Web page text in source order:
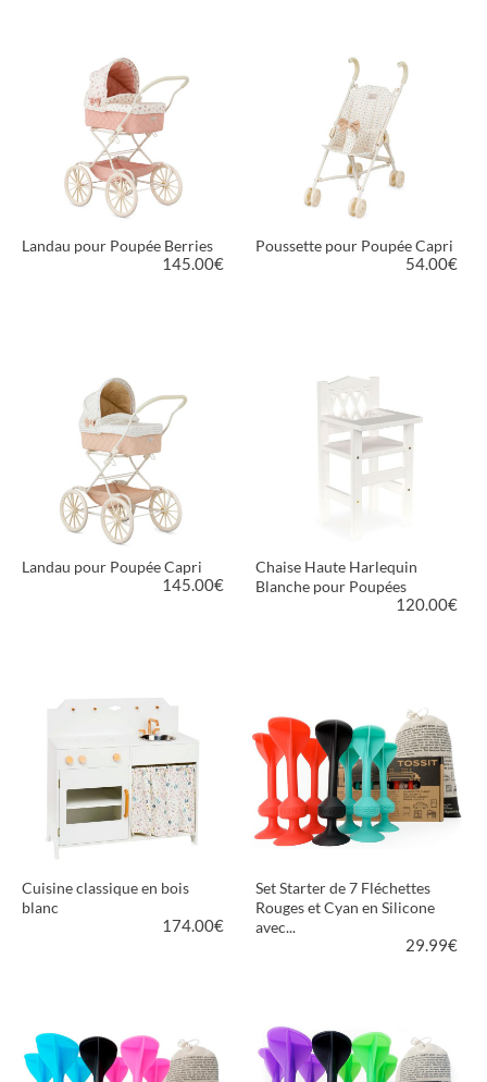
Landau pour Poupée Berries
145.00€
Poussette pour Poupée Capri
54.00€
VOIR LE PRODUIT
Landau pour Poupée Capri
145.00€
Chaise Haute Harlequin
Blanche pour Poupées
120.00€
Cuisine classique en bois
blanc
174.00€
Set Starter de 7 Fléchettes
Rouges et Cyan en Silicone
avec...
29.99€